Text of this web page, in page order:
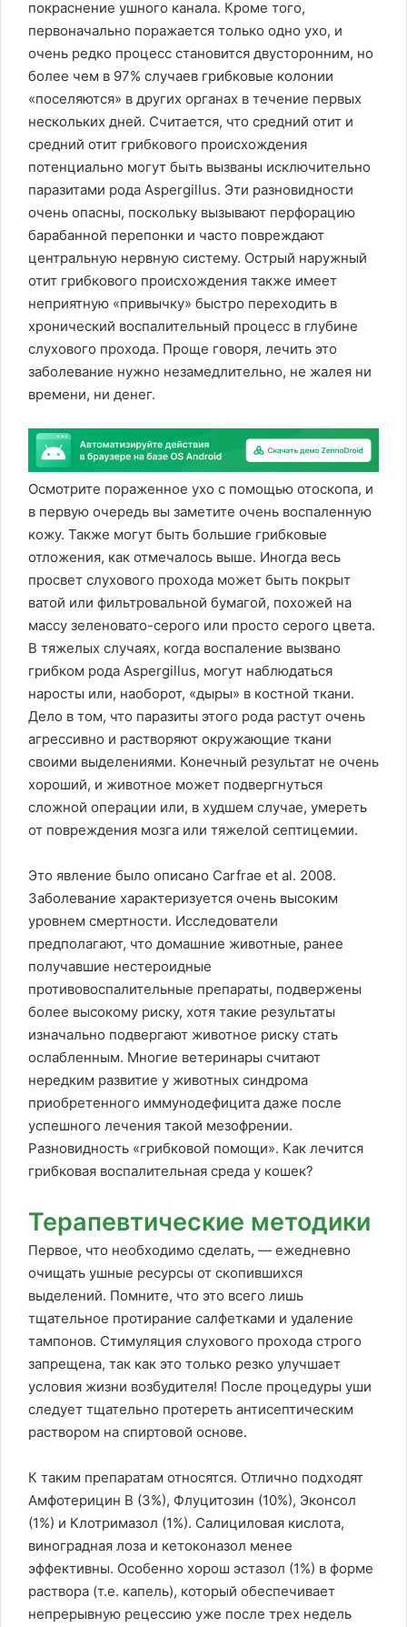
покраснение ушного канала. Кроме того,
первоначально поражается только одно ухо, и
очень редко процесс становится двусторонним, но
более чем в 97% случаев грибковые колонии
«поселяются» в других органах в течение первых
нескольких дней. Считается, что средний отит и
средний отит грибкового происхождения
потенциально могут быть вызваны исключительно
паразитами рода Aspergillus. Эти разновидности
очень опасны, поскольку вызывают перфорацию
барабанной перепонки и часто повреждают
центральную нервную систему. Острый наружный
отит грибкового происхождения также имеет
неприятную «привычку» быстро переходить в
хронический воспалительный процесс в глубине
слухового прохода. Проще говоря, лечить это
заболевание нужно незамедлительно, не жалея ни
времени, ни денег.
Осмотрите пораженное ухо с помощью отоскопа, и
в первую очередь вы заметите очень воспаленную
кожу. Также могут быть большие грибковые
отложения, как отмечалось выше. Иногда весь
просвет слухового прохода может быть покрыт
ватой или фильтровальной бумагой, похожей на
массу зеленовато-серого или просто серого цвета.
В тяжелых случаях, когда воспаление вызвано
грибком рода Aspergillus, могут наблюдаться
наросты или, наоборот, «дыры» в костной ткани.
Дело в том, что паразиты этого рода растут очень
агрессивно и растворяют окружающие ткани
своими выделениями. Конечный результат не очень
хороший, и животное может подвергнуться
сложной операции или, в худшем случае, умереть
от повреждения мозга или тяжелой септицемии.
Это явление было описано Carfrae et al. 2008.
Заболевание характеризуется очень высоким
уровнем смертности. Исследователи
предполагают, что домашние животные, ранее
получавшие нестероидные
противовоспалительные препараты, подвержены
более высокому риску, хотя такие результаты
изначально подвергают животное риску стать
ослабленным. Многие ветеринары считают
нередким развитие у животных синдрома
приобретенного иммунодефицита даже после
успешного лечения такой мезофрении.
Разновидность «грибковой помощи». Как лечится
грибковая воспалительная среда у кошек?
Терапевтические методики
Первое, что необходимо сделать, — ежедневно
очищать ушные ресурсы от скопившихся
выделений. Помните, что это всего лишь
тщательное протирание салфетками и удаление
тампонов. Стимуляция слухового прохода строго
запрещена, так как это только резко улучшает
условия жизни возбудителя! После процедуры уши
следует тщательно протереть антисептическим
раствором на спиртовой основе.
К таким препаратам относятся. Отлично подходят
Амфотерицин В (3%), Флуцитозин (10%), Эконсол
(1%) и Клотримазол (1%). Салициловая кислота,
виноградная лоза и кетоконазол менее
эффективны. Особенно хорош эстазол (1%) в форме
раствора (т.е. капель), который обеспечивает
непрерывную рецессию уже после трех недель